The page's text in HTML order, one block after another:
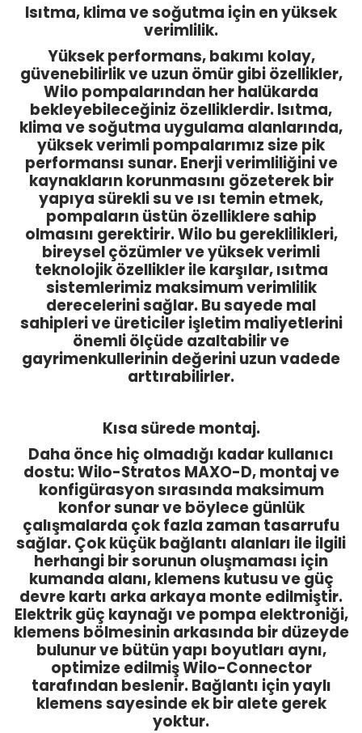
Isıtma, klima ve soğutma için en yüksek
verimlilik.
Yüksek performans, bakımı kolay,
güvenebilirlik ve uzun ömür gibi özellikler,
Wilo pompalarından her halükarda
bekleyebileceğiniz özelliklerdir. Isıtma,
klima ve soğutma uygulama alanlarında,
yüksek verimli pompalarımız size pik
performansı sunar. Enerji verimliliğini ve
kaynakların korunmasını gözeterek bir
yapıya sürekli su ve ısı temin etmek,
pompaların üstün özelliklere sahip
olmasını gerektirir. Wilo bu gereklilikleri,
bireysel çözümler ve yüksek verimli
teknolojik özellikler ile karşılar, ısıtma
sistemlerimiz maksimum verimlilik
derecelerini sağlar. Bu sayede mal
sahipleri ve üreticiler işletim maliyetlerini
önemli ölçüde azaltabilir ve
gayrimenkullerinin değerini uzun vadede
arttırabilirler.
Kısa sürede montaj.
Daha önce hiç olmadığı kadar kullanıcı
dostu: Wilo-Stratos MAXO-D, montaj ve
konfigürasyon sırasında maksimum
konfor sunar ve böylece günlük
çalışmalarda çok fazla zaman tasarrufu
sağlar. Çok küçük bağlantı alanları ile ilgili
herhangi bir sorunun oluşmaması için
kumanda alanı, klemens kutusu ve güç
devre kartı arka arkaya monte edilmiştir.
Elektrik güç kaynağı ve pompa elektroniği,
klemens bölmesinin arkasında bir düzeyde
bulunur ve bütün yapı boyutları aynı,
optimize edilmiş Wilo-Connector
tarafından beslenir. Bağlantı için yaylı
klemens sayesinde ek bir alete gerek
yoktur.